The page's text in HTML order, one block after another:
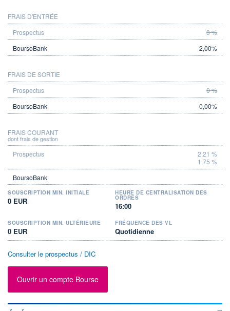
PROSPECTUS
FRAIS D'ENTRÉE
3 %
2,00%
FRAIS DE SORTIE
0 %
0,00%
FRAIS COURANT
dont frais de gestion
2,21 %
1,75 %
SOUSCRIPTION MIN. INITIALE
0 EUR
HEURE DE CENTRALISATION DES
ORDRES
16:00
SOUSCRIPTION MIN. ULTÉRIEURE
0 EUR
FRÉQUENCE DES VL
Quotidienne
Consulter le prospectus / DIC
Ouvrir un compte Bourse